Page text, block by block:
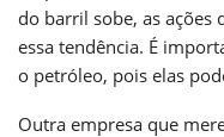
do barril sobe, as ações
essa tendência. É
o petróleo, pois elas
Outra empresa que